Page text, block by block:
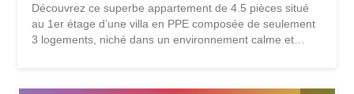
Découvrez ce superbe appartement de 4.5 pièces situé
au 1er étage d’une villa en PPE composée de seulement
3 logements, niché dans un environnement calme et
2007, séduit par sa luminosité, ses volumes et son